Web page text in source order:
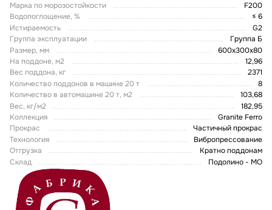
Марка по морозостойкости
F200
Водопоглощение, %
≤ 6
Истираемость
G2
Группа эксплуатации
Группа Б
Размер, мм
600х300х80
На поддоне, м2
12,96
Вес поддона, кг
2371
Количество поддонов в машине 20 т
8
Количество в автомашине 20 т, м2
103,68
Вес, кг/м2
182,95
Коллекция
Granite Ferro
Прокрас
Частичный прокрас
Технология
Вибропрессование
Отгрузка
Кратно поддонам
Склад
Подолино - МО